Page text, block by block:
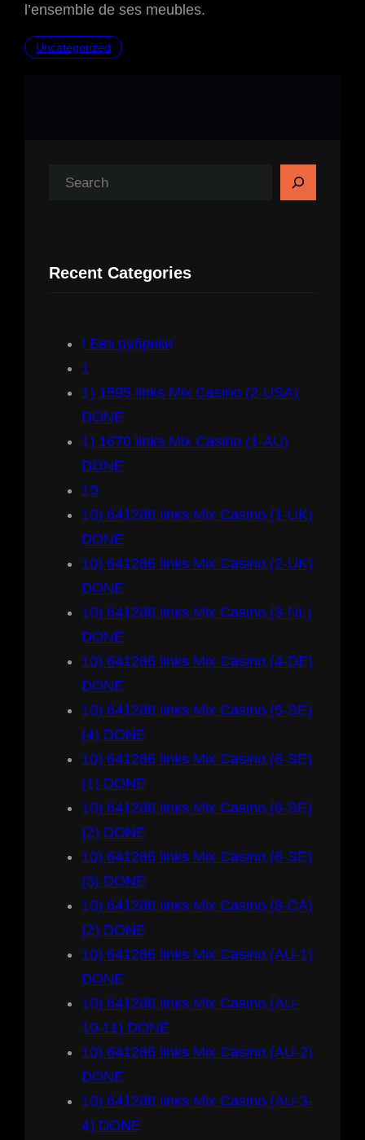
l’ensemble de ses meubles.
Uncategorized
c
Recent Categories
! Без рубрики
1
1) 1595 links Mix Casino (2-USA)
DONE
1) 1670 links Mix Casino (1-AU)
DONE
10
10) 641286 links Mix Casino (1-UK)
DONE
10) 641286 links Mix Casino (2-UK)
DONE
10) 641286 links Mix Casino (3-NL)
DONE
10) 641286 links Mix Casino (4-DE)
DONE
10) 641286 links Mix Casino (5-SE)
(4) DONE
10) 641286 links Mix Casino (6-SE)
(1) DONE
10) 641286 links Mix Casino (6-SE)
(2) DONE
10) 641286 links Mix Casino (6-SE)
(3) DONE
10) 641286 links Mix Casino (8-CA)
(2) DONE
10) 641286 links Mix Casino (AU-1)
DONE
10) 641286 links Mix Casino (AU-
10-11) DONE
10) 641286 links Mix Casino (AU-2)
DONE
10) 641286 links Mix Casino (AU-3-
4) DONE